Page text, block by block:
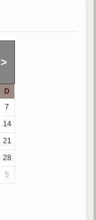
>
D
7
14
21
28
5